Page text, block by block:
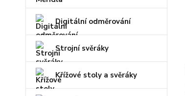
Digitální odměrování
Strojní svěráky
Křížové stoly a svěráky